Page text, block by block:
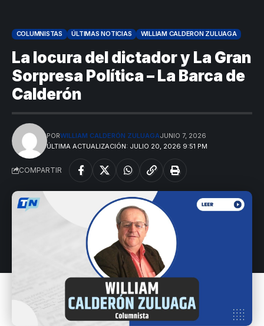
COLUMNISTAS ÚLTIMAS NOTICIAS WILLIAM CALDERON ZULUAGA
La locura del dictador y La Gran
Sorpresa Política – La Barca de
Calderón
ÚLTIMA ACTUALIZACIÓN: JULIO 20, 2026 9:51 PM
PORWILLIAM CALDERÓN ZULUAGAJUNIO 7, 2026
COMPARTIR